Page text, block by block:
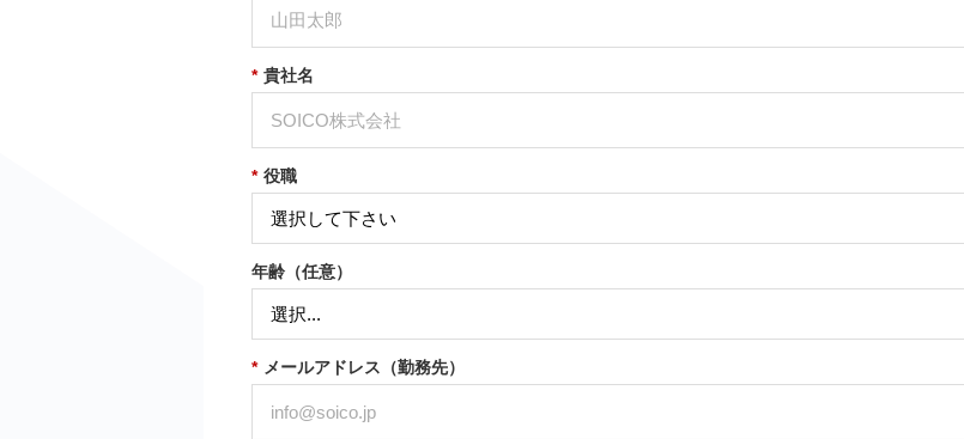
* 貴社名
* 役職
年齢（任意）
* メールアドレス（勤務先）